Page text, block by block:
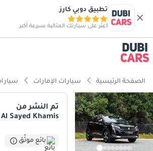
تطبيق دوبي كارز
اعثر على سيارتك المثالية بسرعة أكبر
الصفحة الرئيسية سيارات الإمارات
تم النشر من
Al Sayed Khamis
بائع موثّق